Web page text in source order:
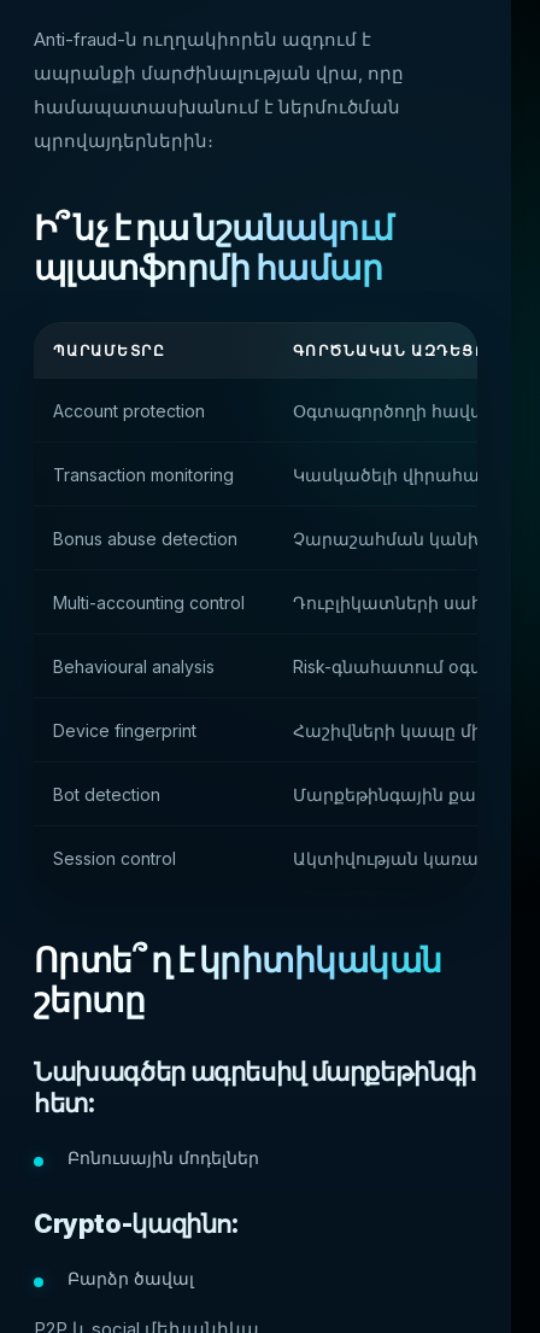
Anti-fraud-ն ուղղակիորեն ազդում է
ապրանքի մարժինալության վրա, որը
համապատասխանում է ներմուծման
պրովայդերներին։
Ի՞ նչ է դա նշանակում
պլատֆորմի համար
ՊԱՐԱՄԵՏՐԸ ԳՈՐԾՆԱԿԱՆ
Account protection Օգտագործողի
Transaction monitoring Կասկածելի
Bonus abuse detection Չարաշահման կանխումը
Multi-accounting control Դուբլիկատների
Behavioural analysis Risk-գնահատում
Device fingerprint Հաշիվների կապը
Bot detection Մարքեթինգային
Session control Ակտիվության
Որտե՞ ղ է կրիտիկական
շերտը
Նախագծեր ագրեսիվ մարքեթինգի
հետ:
Բոնուսային մոդելներ
Crypto-կազինո:
Բարձր ծավալ